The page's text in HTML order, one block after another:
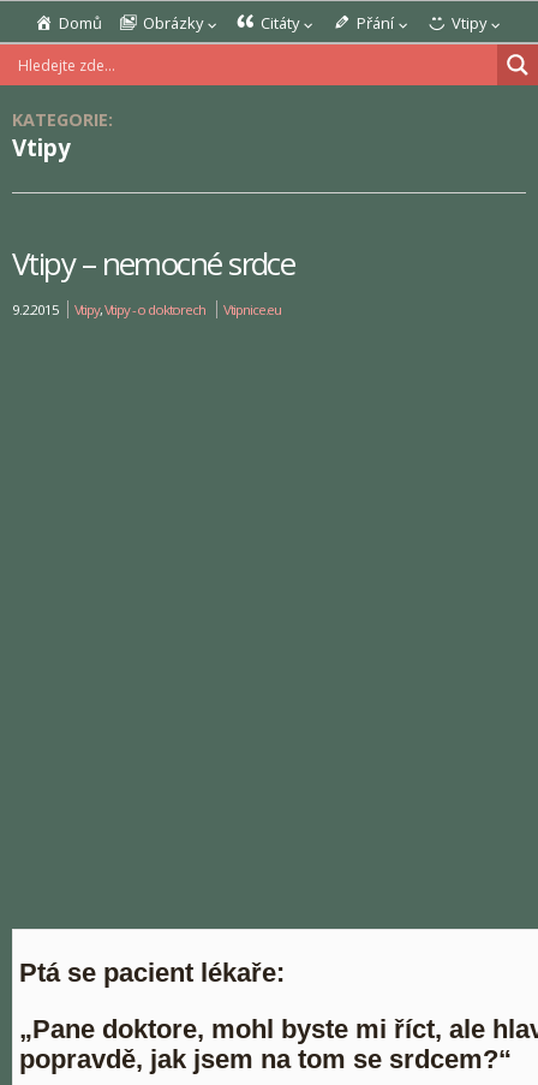
Domů Obrázky Citáty Přání Vtipy
KATEGORIE:
Vtipy
Vtipy – nemocné srdce
9.2.2015 Vtipy,Vtipy - o doktorech Vtipnice.eu
Ptá se pacient lékaře:
„Pane doktore, mohl byste mi říct, ale
popravdě, jak jsem na tom se srdcem?“